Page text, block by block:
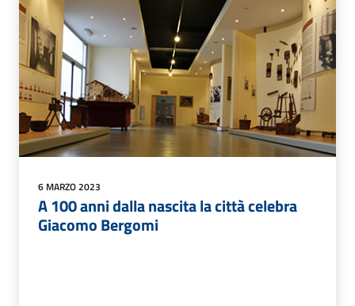
6 MARZO 2023
A 100 anni dalla nascita la città celebra
Giacomo Bergomi